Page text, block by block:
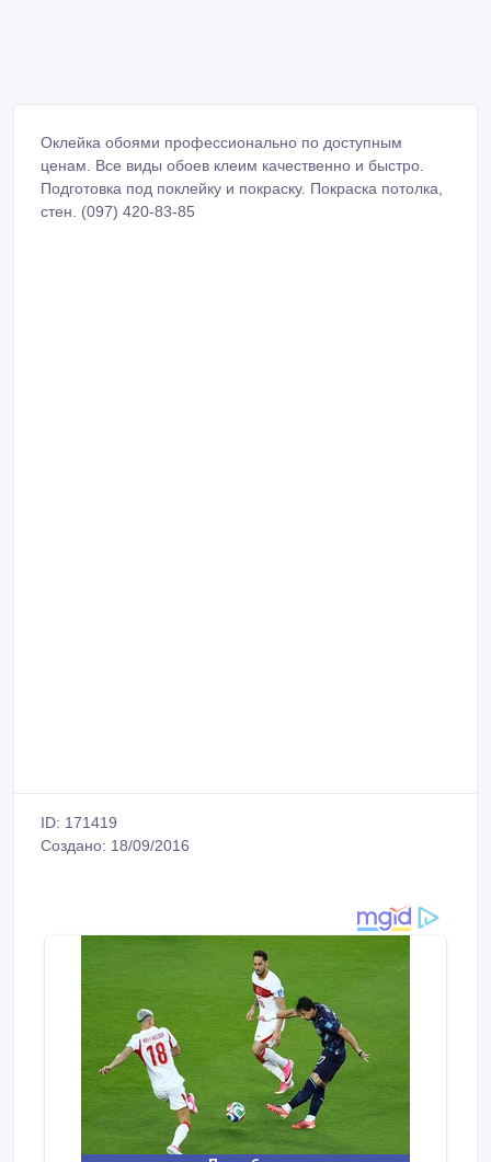
Оклейка обоями профессионально по доступным
ценам. Все виды обоев клеим качественно и быстро.
Подготовка под поклейку и покраску. Покраска потолка,
стен. (097) 420-83-85
ID: 171419
Создано: 18/09/2016